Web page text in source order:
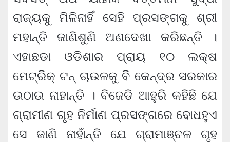
ରାଜ୍ୟକୁ ମିଳିନାହିଁ ସେହି ପ୍ରସଙ୍ଗକୁ ଶ୍ରୀ
ମହାନ୍ତି ଜାଣିଶୁଣି ଅଣଦେଖା କରିଛନ୍ତି ।
ଏହାଛଡା ଓଡିଶାର ପ୍ରାୟ ୧୦ ଲକ୍ଷ
ମେଟ୍ରିକ୍ ଟନ୍ ଚାଉଳକୁ ବି କେନ୍ଦ୍ର ସରକାର
ଉଠାଉ ନାହାନ୍ତି । ବିଜେଡି ଆହୁରି କହିଛି ଯେ
ଗ୍ରାମୀଣ ଗୃହ ନିର୍ମାଣ ପ୍ରସଙ୍ଗରେ ବୋଧହୁଏ
ସେ ଜାଣି ନାହାଁନ୍ତି ଯେ ଗ୍ରାମାଞ୍ଚଳ ଗୃହ